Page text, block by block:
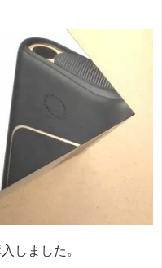
しました。